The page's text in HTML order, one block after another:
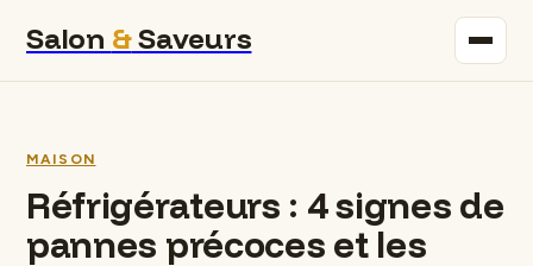
Salon &Saveurs
Gastronomie
MAISON
Réfrigérateurs : 4 signes de
pannes précoces et les